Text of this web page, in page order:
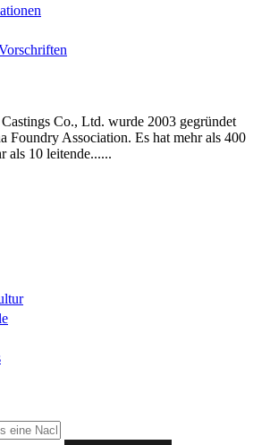
Co., Ltd. wurde 2003 gegründet
Foundry Association. Es hat mehr als 400
als 10 leitende......